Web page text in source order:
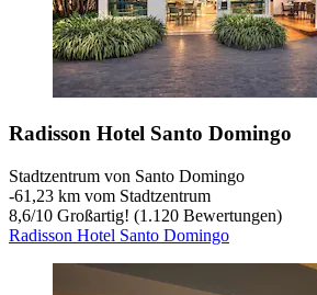
Radisson Hotel Santo Domingo
Stadtzentrum von Santo Domingo
‐61,23 km vom Stadtzentrum
8,6/10 Großartig! (1.120 Bewertungen)
Radisson Hotel Santo Domingo